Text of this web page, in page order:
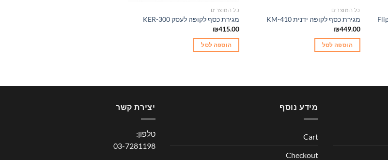
כל המוצרים
מגירת כסף לקופה ידנית KM-410
₪449.00
הוספה לסל
כל המוצרים
מגירת כסף לקופה לעסק KER-300
₪415.00
הוספה לסל
מידע נוסף
Cart
Checkout
יצירת קשר
טלפון:
03-7281198